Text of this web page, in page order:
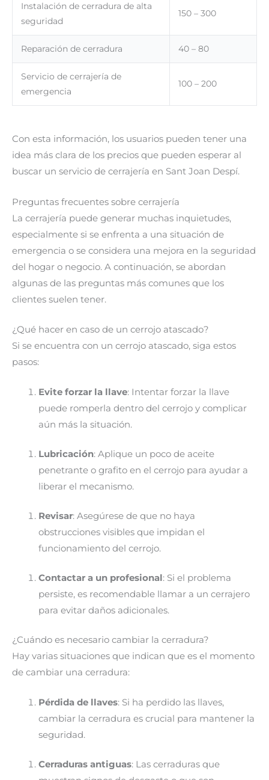
Instalación de cerradura de alta
seguridad
150 – 300
Reparación de cerradura 40 – 80
Servicio de cerrajería de
emergencia
100 – 200
Con esta información, los usuarios pueden tener una
idea más clara de los precios que pueden esperar al
buscar un servicio de cerrajería en Sant Joan Despí.
Preguntas frecuentes sobre cerrajería
La cerrajería puede generar muchas inquietudes,
especialmente si se enfrenta a una situación de
emergencia o se considera una mejora en la seguridad
del hogar o negocio. A continuación, se abordan
algunas de las preguntas más comunes que los
clientes suelen tener.
¿Qué hacer en caso de un cerrojo atascado?
Si se encuentra con un cerrojo atascado, siga estos
pasos:
Evite forzar la llave: Intentar forzar la llave
puede romperla dentro del cerrojo y complicar
aún más la situación.
Lubricación: Aplique un poco de aceite
penetrante o grafito en el cerrojo para ayudar a
liberar el mecanismo.
Revisar: Asegúrese de que no haya
obstrucciones visibles que impidan el
funcionamiento del cerrojo.
Contactar a un profesional: Si el problema
persiste, es recomendable llamar a un cerrajero
para evitar daños adicionales.
¿Cuándo es necesario cambiar la cerradura?
Hay varias situaciones que indican que es el momento
de cambiar una cerradura:
Pérdida de llaves: Si ha perdido las llaves,
cambiar la cerradura es crucial para mantener la
seguridad.
Cerraduras antiguas: Las cerraduras que